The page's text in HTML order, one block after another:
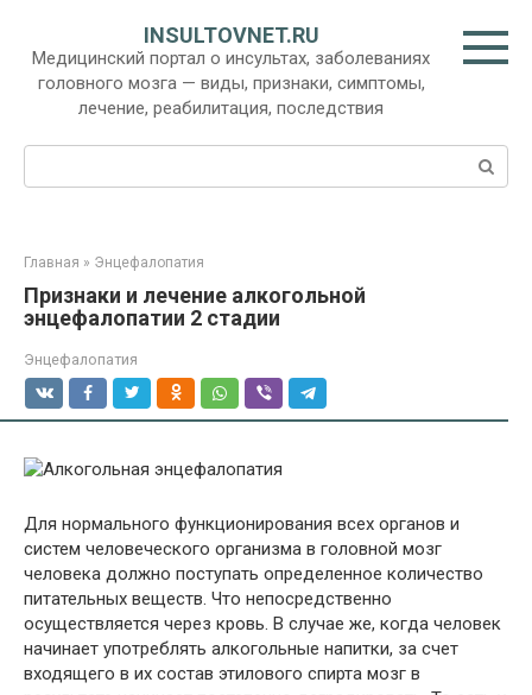
контенту
INSULTOVNET.RU
Медицинский портал о инсультах, заболеваниях
головного мозга — виды, признаки, симптомы,
лечение, реабилитация, последствия
Главная » Энцефалопатия
Признаки и лечение алкогольной
энцефалопатии 2 стадии
Энцефалопатия
Для нормального функционирования всех органов и
систем человеческого организма в головной мозг
человека должно поступать определенное количество
питательных веществ. Что непосредственно
осуществляется через кровь. В случае же, когда человек
начинает употреблять алкогольные напитки, за счет
входящего в их состав этилового спирта мозг в